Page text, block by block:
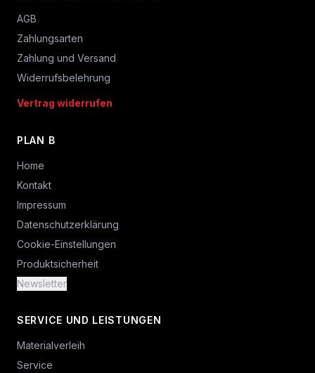
AGB
Zahlungsarten
Zahlung und Versand
Widerrufsbelehrung
Vertrag widerrufen
PLAN B
Home
Kontakt
Impressum
Datenschutzerklärung
Cookie-Einstellungen
Produktsicherheit
Newsletter
SERVICE UND LEISTUNGEN
Materialverleih
Service